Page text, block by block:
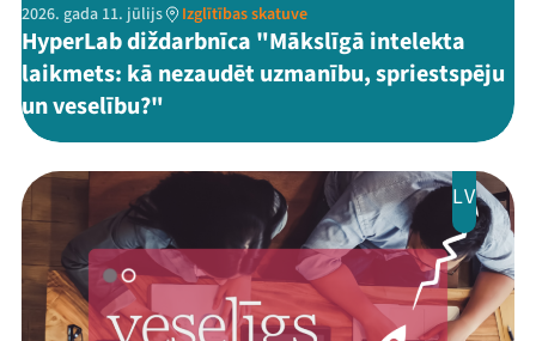
2026. gada 11. jūlijs Izglītības skatuve
HyperLab diždarbnīca "Mākslīgā intelekta
laikmets: kā nezaudēt uzmanību, spriestspēju
un veselību?"
LV